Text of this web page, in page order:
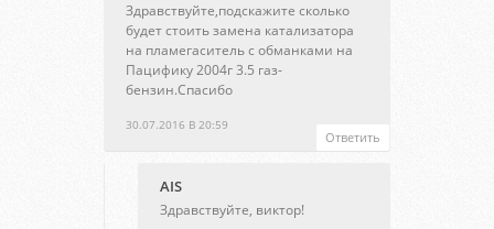
30.07.2016 В 20:59
Здравствуйте,подскажите сколько
будет стоить замена катализатора
на пламегаситель с обманками на
Пацифику 2004г 3.5 газ-
бензин.Спасибо
Ответить
AIS
Здравствуйте, виктор!